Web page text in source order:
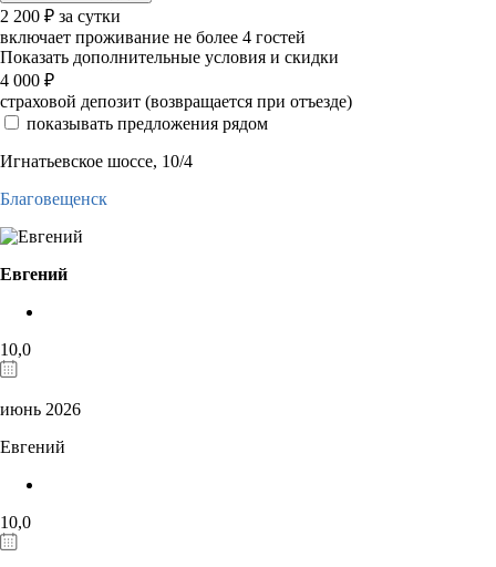
2 200 ₽ за сутки
включает проживание не более 4 гостей
Показать дополнительные условия и скидки
4 000 ₽
страховой депозит (возвращается при отъезде)
показывать предложения рядом
Игнатьевское шоссе, 10/4
Благовещенск
Евгений
10,0
июнь 2026
Евгений
10,0